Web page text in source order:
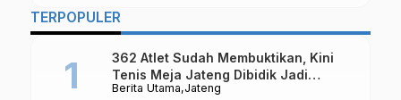
TERPOPULER
Berita Utama Jateng
362 Atlet Sudah Membuktikan, Kini
Tenis Meja Jateng Dibidik Jadi
Kekuatan Nasional